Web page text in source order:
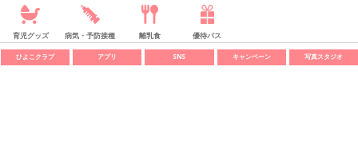
育児グッズ 病気・予防接種 離乳食 優待パス
ひよこクラブ アプリ SNS キャンペーン 写真スタジオ